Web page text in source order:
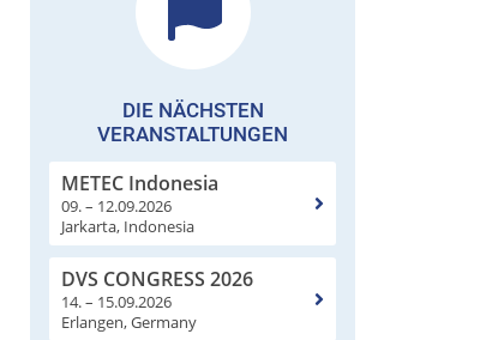
DIE NÄCHSTEN
VERANSTALTUNGEN
METEC Indonesia
09. – 12.09.2026
Jarkarta, Indonesia
DVS CONGRESS 2026
14. – 15.09.2026
Erlangen, Germany